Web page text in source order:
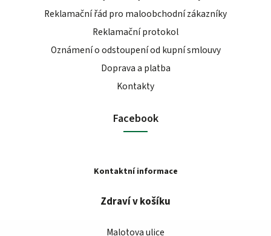
Reklamační řád pro maloobchodní zákazníky
Reklamační protokol
Oznámení o odstoupení od kupní smlouvy
Doprava a platba
Kontakty
Facebook
Kontaktní informace
Zdraví v košíku
Malotova ulice